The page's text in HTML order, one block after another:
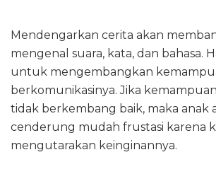
Mendengarkan cerita akan
mengenal suara, kata, dan bahasa.
untuk mengembangkan
berkomunikasinya. Jika
tidak berkembang baik, maka anak
cenderung mudah frustasi karena
mengutarakan keinginannya.